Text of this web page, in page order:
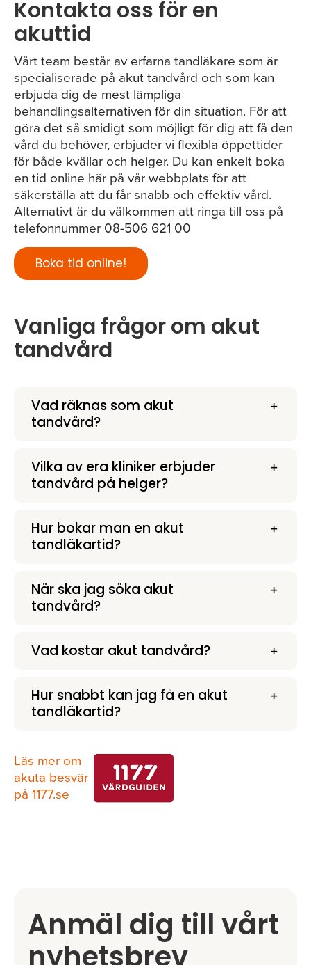
Kontakta oss för en
akuttid
Vårt team består av erfarna tandläkare som är
specialiserade på akut tandvård och som kan
erbjuda dig de mest lämpliga
behandlingsalternativen för din situation. För att
göra det så smidigt som möjligt för dig att få den
vård du behöver, erbjuder vi flexibla öppettider
för både kvällar och helger. Du kan enkelt boka
en tid online här på vår webbplats för att
säkerställa att du får snabb och effektiv vård.
Alternativt är du välkommen att ringa till oss på
telefonnummer 08-506 621 00
Boka tid online!
Vanliga frågor om akut
tandvård
Vad räknas som akut
tandvård?
Vilka av era kliniker erbjuder
tandvård på helger?
Hur bokar man en akut
tandläkartid?
När ska jag söka akut
tandvård?
Vad kostar akut tandvård?
Hur snabbt kan jag få en akut
tandläkartid?
Läs mer om
akuta besvär
på 1177.se
Anmäl dig till vårt
nyhetsbrev